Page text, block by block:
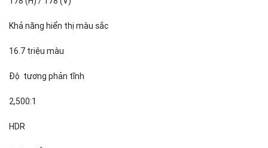
Khả năng hiển thị màu sắc
16.7 triệu màu
Độ tương phản tĩnh
2,500:1
HDR